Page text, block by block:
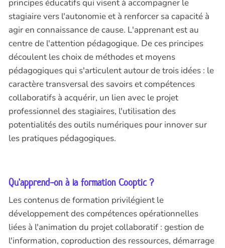
principes éducatifs qui visent à accompagner le
stagiaire vers l'autonomie et à renforcer sa capacité à
agir en connaissance de cause. L'apprenant est au
centre de l'attention pédagogique. De ces principes
découlent les choix de méthodes et moyens
pédagogiques qui s'articulent autour de trois idées : le
caractère transversal des savoirs et compétences
collaboratifs à acquérir, un lien avec le projet
professionnel des stagiaires, l'utilisation des
potentialités des outils numériques pour innover sur
les pratiques pédagogiques.
Qu'apprend-on à la formation Cooptic ?
Les contenus de formation privilégient le
développement des compétences opérationnelles
liées à l'animation du projet collaboratif : gestion de
l'information, coproduction des ressources, démarrage